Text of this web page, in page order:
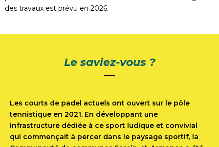
des travaux est prévu en 2026.
Le saviez-vous ?
Les courts de padel actuels ont ouvert sur le pôle
tennistique en 2021. En développant une
infrastructure dédiée à ce sport ludique et convivial
qui commençait à percer dans le paysage sportif, la